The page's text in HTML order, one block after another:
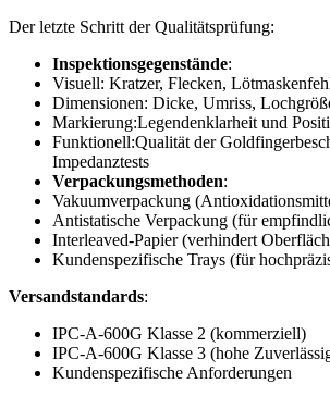
Der letzte Schritt der Qualitätsprüfung:
Inspektionsgegenstände:
Visuell: Kratzer, Flecken,
Dimensionen: Dicke, Umriss,
Markierung:Legendenklarheit und
Funktionell:Qualität der
Impedanztests
Verpackungsmethoden:
Vakuumverpackung
Antistatische Verpackung (für
Interleaved-Papier (verhindert
Kundenspezifische Trays (für
Versandstandards:
IPC-A-600G Klasse 2 (kommerziell)
IPC-A-600G Klasse 3 (hohe
Kundenspezifische Anforderungen